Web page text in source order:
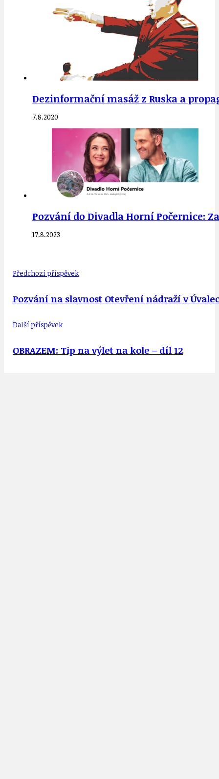
Dezinformační masáž z Ruska a
7.8.2020
Pozvání do Divadla Horní Počernice:
17.8.2023
Předchozí příspěvek
Pozvání na slavnost Otevření nádraží v
Další příspěvek
OBRAZEM: Tip na výlet na kole – díl 12